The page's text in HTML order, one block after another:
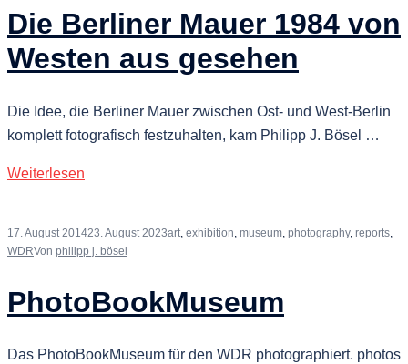
Die Berliner Mauer 1984 von
Westen aus gesehen
Die Idee, die Berliner Mauer zwischen Ost- und West-Berlin
komplett fotografisch festzuhalten, kam Philipp J. Bösel …
Weiterlesen
17. August 201423. August 2023art, exhibition, museum, photography, reports,
WDRVon philipp j. bösel
PhotoBookMuseum
Das PhotoBookMuseum für den WDR photographiert. photos